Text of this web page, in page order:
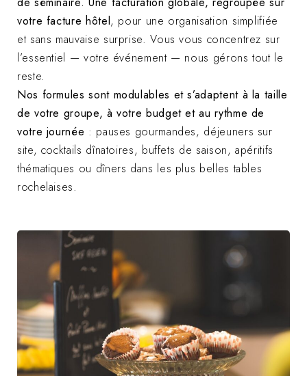
votre facture hôtel, pour une organisation simplifiée
et sans mauvaise surprise. Vous vous concentrez sur
l’essentiel — votre événement — nous gérons tout le
reste.
Nos formules sont modulables et s’adaptent à la taille
de votre groupe, à votre budget et au rythme de
votre journée : pauses gourmandes, déjeuners sur
site, cocktails dînatoires, buffets de saison, apéritifs
thématiques ou dîners dans les plus belles tables
rochelaises.